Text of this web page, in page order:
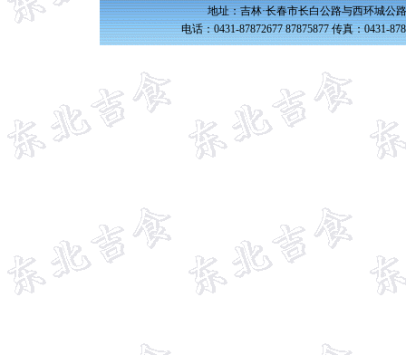
地址：吉林·长春市长白公路与西环城公
电话：0431-87872677 87875877 传真：0431-